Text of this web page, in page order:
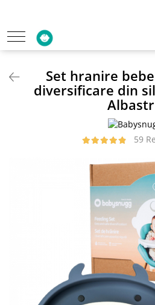
Articole de hranire
Lingurite
Igiena si ingrijire
Igiena OralaSet hranire
diversificare din
59